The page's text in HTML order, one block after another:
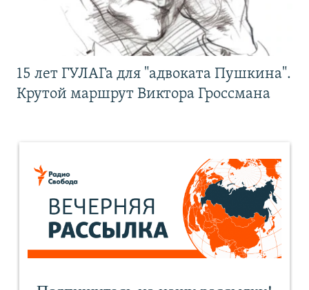
15 лет ГУЛАГа для "адвоката Пушкина".
Крутой маршрут Виктора Гроссмана